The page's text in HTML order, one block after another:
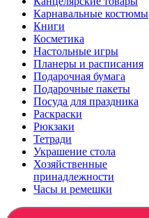
Карнавальные костюмы
Книги
Косметика
Настольные игры
Планеры и расписания
Подарочная бумага
Подарочные пакеты
Посуда для праздника
Раскраски
Рюкзаки
Тетради
Украшение стола
Хозяйственные
принадлежности
Часы и ремешки